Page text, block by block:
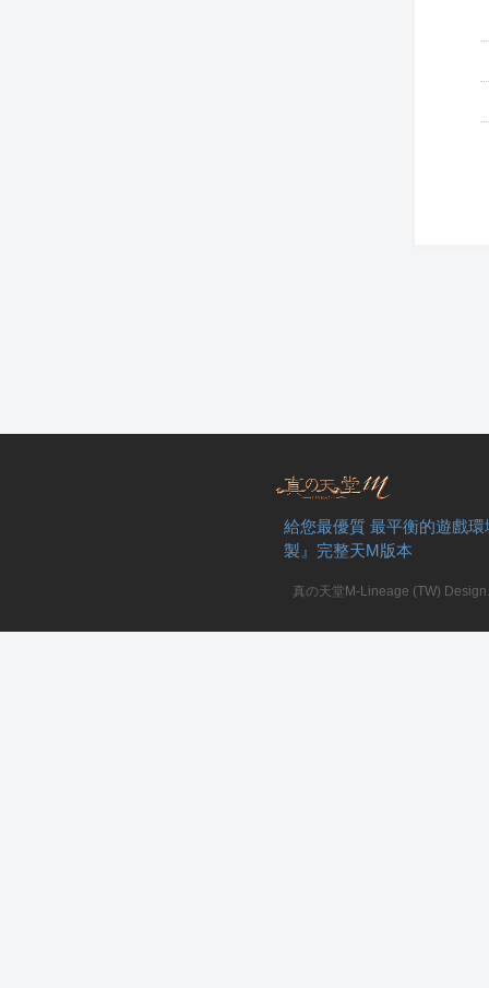
給您最優質 最平衡的遊戲
製』完整天M版本
真の天堂M-Lineage (TW)